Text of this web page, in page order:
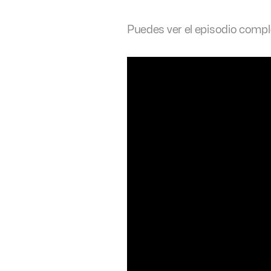
Puedes ver el episodio